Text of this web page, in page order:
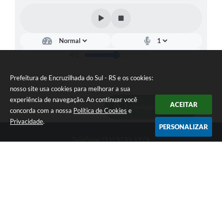
Prefeitura de Encruzilhada do Sul - RS e os cookies:
nosso site usa cookies para melhorar a sua
experiência de navegação. Ao continuar você
concorda com a nossa Política de Cookies e
Privacidade.
ACEITAR
PERSONALIZAR
Ouvidoria Municipal